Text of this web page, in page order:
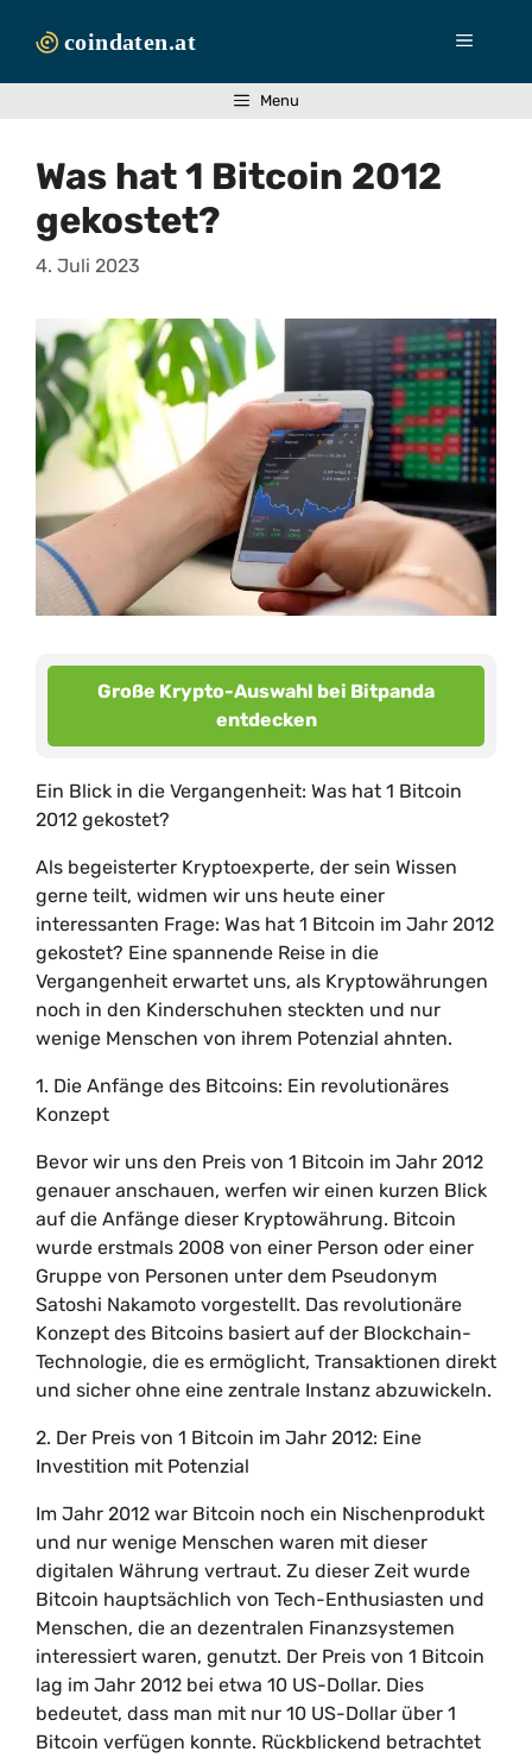
Inhalt
Menü
Menu
Was hat 1 Bitcoin 2012
gekostet?
4. Juli 2023
Große Krypto-Auswahl bei Bitpanda
entdecken
Ein Blick in die Vergangenheit: Was hat 1 Bitcoin
2012 gekostet?
Als begeisterter Kryptoexperte, der sein Wissen
gerne teilt, widmen wir uns heute einer
interessanten Frage: Was hat 1 Bitcoin im Jahr 2012
gekostet? Eine spannende Reise in die
Vergangenheit erwartet uns, als Kryptowährungen
noch in den Kinderschuhen steckten und nur
wenige Menschen von ihrem Potenzial ahnten.
1. Die Anfänge des Bitcoins: Ein revolutionäres
Konzept
Bevor wir uns den Preis von 1 Bitcoin im Jahr 2012
genauer anschauen, werfen wir einen kurzen Blick
auf die Anfänge dieser Kryptowährung. Bitcoin
wurde erstmals 2008 von einer Person oder einer
Gruppe von Personen unter dem Pseudonym
Satoshi Nakamoto vorgestellt. Das revolutionäre
Konzept des Bitcoins basiert auf der Blockchain-
Technologie, die es ermöglicht, Transaktionen direkt
und sicher ohne eine zentrale Instanz abzuwickeln.
2. Der Preis von 1 Bitcoin im Jahr 2012: Eine
Investition mit Potenzial
Im Jahr 2012 war Bitcoin noch ein Nischenprodukt
und nur wenige Menschen waren mit dieser
digitalen Währung vertraut. Zu dieser Zeit wurde
Bitcoin hauptsächlich von Tech-Enthusiasten und
Menschen, die an dezentralen Finanzsystemen
interessiert waren, genutzt. Der Preis von 1 Bitcoin
lag im Jahr 2012 bei etwa 10 US-Dollar. Dies
bedeutet, dass man mit nur 10 US-Dollar über 1
Bitcoin verfügen konnte. Rückblickend betrachtet